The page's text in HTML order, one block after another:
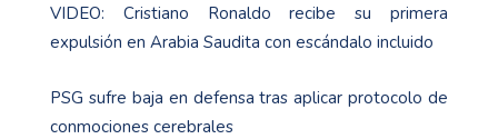
VIDEO: Cristiano Ronaldo recibe su primera
expulsión en Arabia Saudita con escándalo incluido
PSG sufre baja en defensa tras aplicar protocolo de
conmociones cerebrales